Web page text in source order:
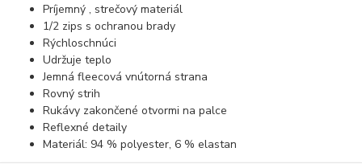
Príjemný , strečový materiál
1/2 zips s ochranou brady
Rýchloschnúci
Udržuje teplo
Jemná fleecová vnútorná strana
Rovný strih
Rukávy zakončené otvormi na palce
Reflexné detaily
Materiál: 94 % polyester, 6 % elastan